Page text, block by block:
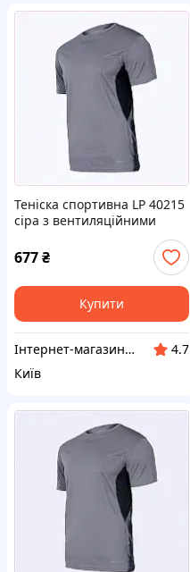
Теніска спортивна LP 40215
сіра з вентиляційними
677₴
Купити
Інтернет-магазин ShopNow
4.7
Київ